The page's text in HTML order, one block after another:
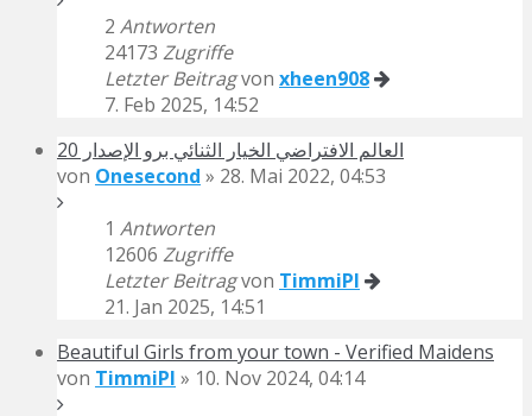
2 Antworten
24173 Zugriffe
Letzter Beitragvon xheen908
7. Feb 2025, 14:52
العالم الافتراضي الخيار الثنائي برو الإصدار 20
von Onesecond » 28. Mai 2022, 04:53
1 Antworten
12606 Zugriffe
Letzter Beitragvon TimmiPI
21. Jan 2025, 14:51
Beautiful Girls from your town - Verified Maidens
von TimmiPI » 10. Nov 2024, 04:14